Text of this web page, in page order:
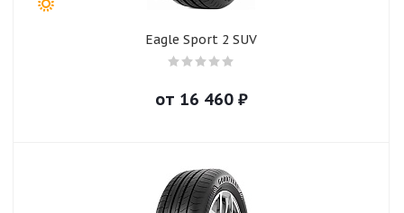
Eagle Sport 2 SUV
от 16 460₽